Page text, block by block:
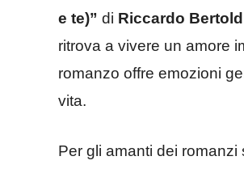
e te)” di Riccardo
ritrova a vivere un amore
romanzo offre emozioni
vita.
Per gli amanti dei romanzi